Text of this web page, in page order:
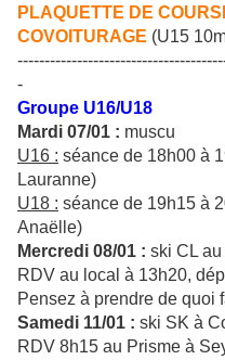
PLAQUETTE DE
COVOITURAGE (U15
-
Groupe U16/U18
Mardi 07/01 : muscu
U16 : séance de 18h00 à
Lauranne)
U18 : séance de 19h15 à
Anaëlle)
Mercredi 08/01 : ski CL
RDV au local à 13h20,
Pensez à prendre de quoi
Samedi 11/01 : ski SK à
RDV 8h15 au Prisme à